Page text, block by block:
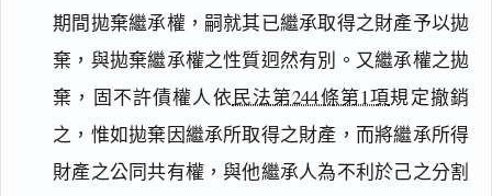
期間拋棄繼承權，嗣就其已繼承取得之財產予以拋
棄，與拋棄繼承權之性質迥然有別。又繼承權之拋
棄，固不許債權人依民法第244條第1項規定撤銷
之，惟如拋棄因繼承所取得之財產，而將繼承所得
財產之公同共有權，與他繼承人為不利於己之分割